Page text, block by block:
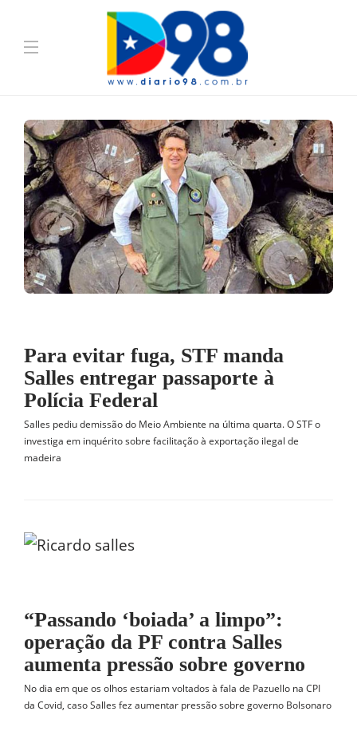
Para evitar fuga, STF manda
Salles entregar passaporte à
Polícia Federal
Salles pediu demissão do Meio Ambiente na última quarta. O STF o
investiga em inquérito sobre facilitação à exportação ilegal de
madeira
“Passando ‘boiada’ a limpo”:
operação da PF contra Salles
aumenta pressão sobre governo
No dia em que os olhos estariam voltados à fala de Pazuello na CPI
da Covid, caso Salles fez aumentar pressão sobre governo Bolsonaro